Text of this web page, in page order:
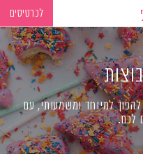
לכרטיסים
למיוחד ומשמעותי, עם
לכם.